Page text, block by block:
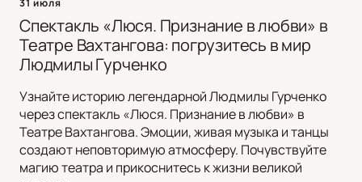
31 июля
Спектакль «Люся. Признание в любви» в
Театре Вахтангова: погрузитесь в мир
Людмилы Гурченко
Узнайте историю легендарной Людмилы Гурченко
через спектакль «Люся. Признание в любви» в
Театре Вахтангова. Эмоции, живая музыка и танцы
создают неповторимую атмосферу. Почувствуйте
магию театра и прикоснитесь к жизни великой